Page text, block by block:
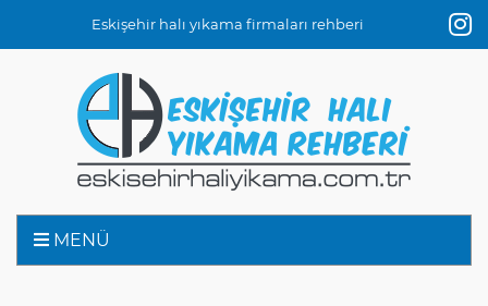
Eskişehir halı yıkama firmaları rehberi
MENÜ